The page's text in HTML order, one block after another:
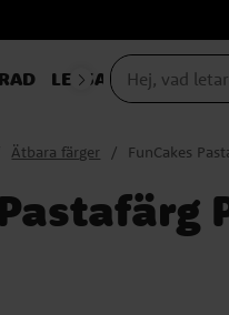
LEKSAKER &
Ätbara färger FunCakes